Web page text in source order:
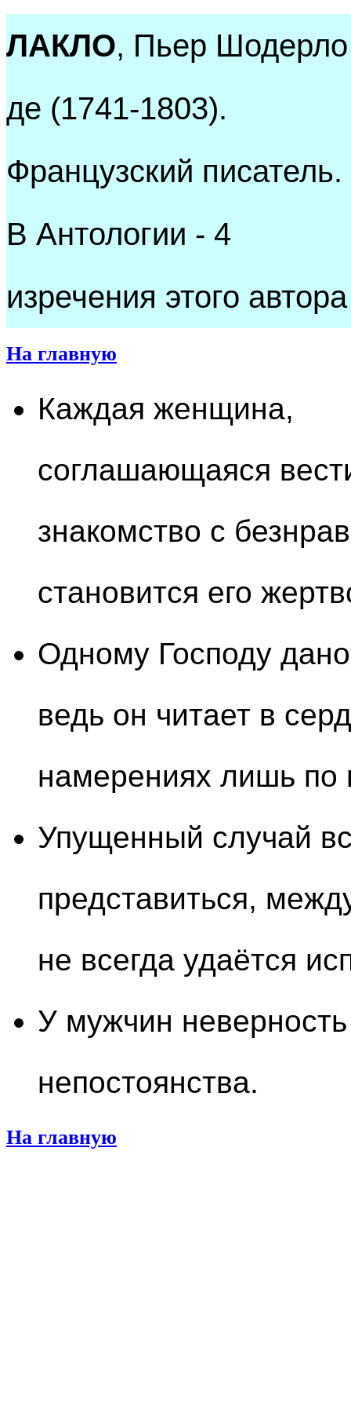
ЛАКЛО, Пьер Шодерло
де (1741-1803).
Французский писатель.
В Антологии - 4
изречения этого автора
На главную
Каждая женщина,
соглашающаяся
знакомство с
становится его
Одному Господу
ведь он читает в
намерениях лишь по
Упущенный случай
представиться,
не всегда удаётся
У мужчин
непостоянства.
На главную